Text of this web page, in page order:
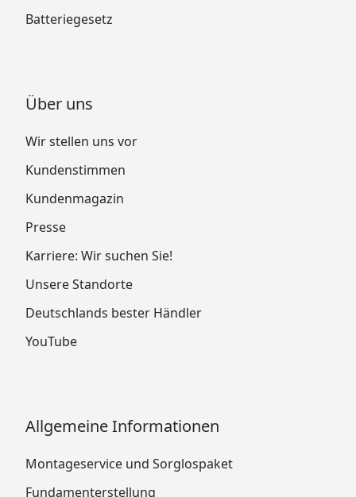
Batteriegesetz
Über uns
Wir stellen uns vor
Kundenstimmen
Kundenmagazin
Presse
Karriere: Wir suchen Sie!
Unsere Standorte
Deutschlands bester Händler
YouTube
Allgemeine Informationen
Montageservice und Sorglospaket
Fundamenterstellung